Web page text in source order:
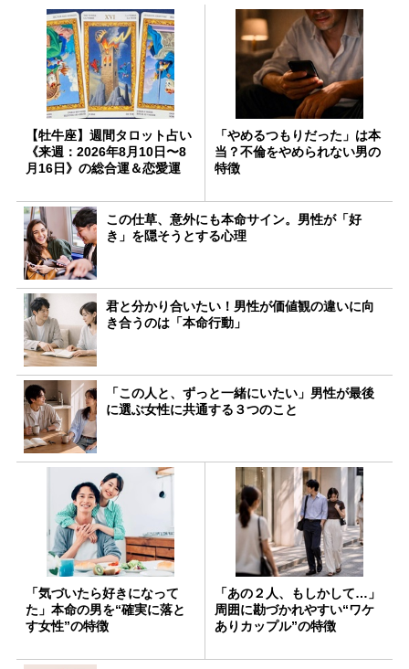
【牡牛座】週間タロット占い
《来週：2026年8月10日〜8
月16日》の総合運＆恋愛運
「やめるつもりだった」は本
当？不倫をやめられない男の
特徴
この仕草、意外にも本命サイン。男性が「好
き」を隠そうとする心理
君と分かり合いたい！男性が価値観の違いに向
き合うのは「本命行動」
「この人と、ずっと一緒にいたい」男性が最後
に選ぶ女性に共通する３つのこと
「気づいたら好きになって
た」本命の男を“確実に落と
す女性”の特徴
「あの２人、もしかして…」
周囲に勘づかれやすい“ワケ
ありカップル”の特徴